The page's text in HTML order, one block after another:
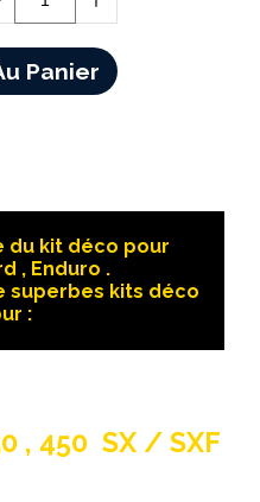
Panier
du kit déco pour
, Enduro .
superbes kits déco
:
, 450 SX / SXF